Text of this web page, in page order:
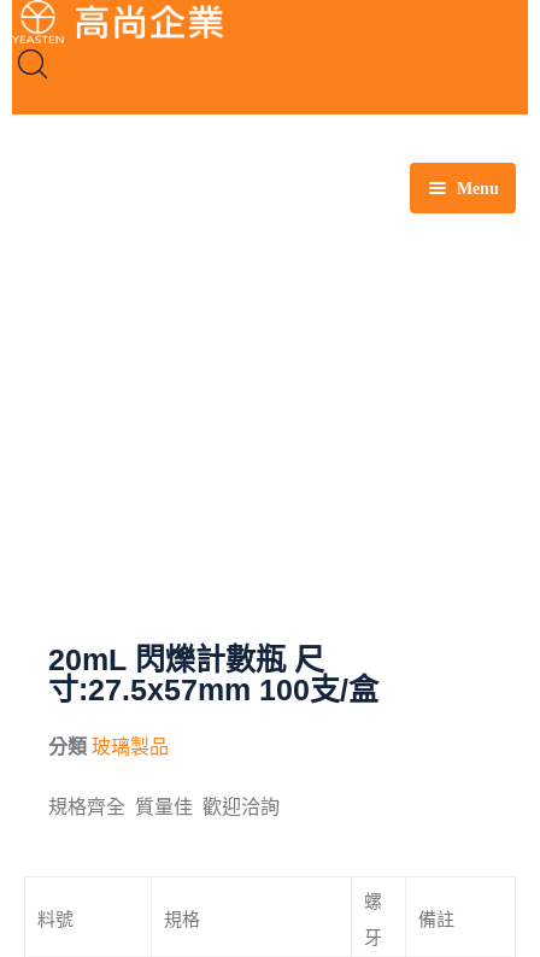
Menu
其他
進口產品
化學試藥
20mL 閃爍計數瓶 尺
寸:27.5x57mm 100支/盒
分類 玻璃製品
規格齊全 質量佳 歡迎洽詢
料號 規格
螺
牙
備註